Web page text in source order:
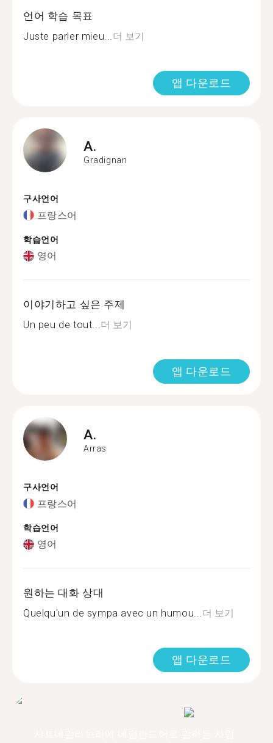
언어 학습 목표
Juste parler mieu...더 보기
앱 다운로드
A.
Gradignan
구사언어
프랑스어
학습언어
영어
이야기하고 싶은 주제
Un peu de tout...더 보기
앱 다운로드
A.
Arras
구사언어
프랑스어
학습언어
영어
원하는 대화 상대
Quelqu'un de sympa avec un humou...더 보기
앱 다운로드